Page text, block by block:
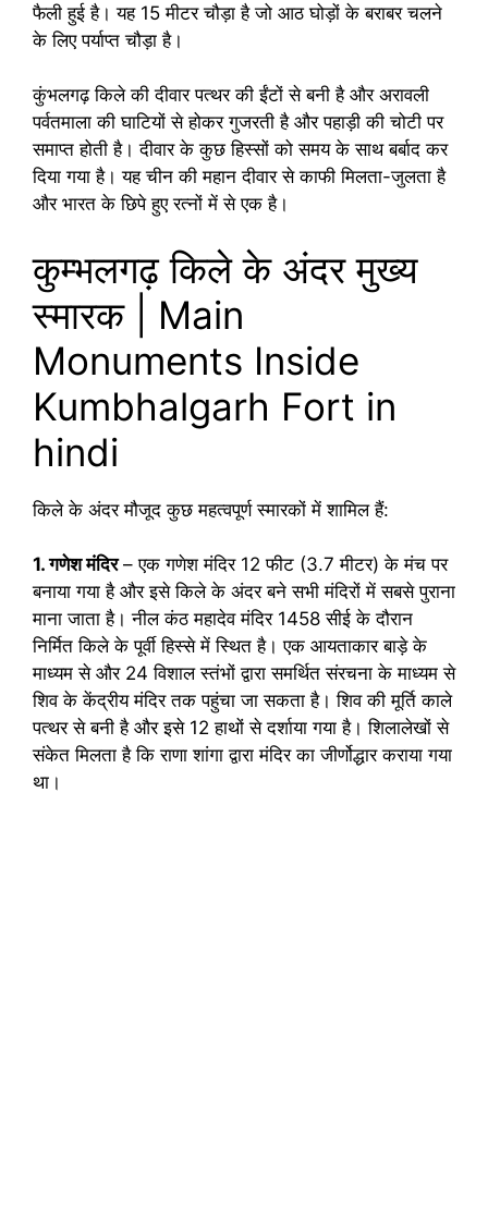
फैली हुई है। यह 15 मीटर चौड़ा है जो आठ घोड़ों के बराबर चलने
के लिए पर्याप्त चौड़ा है।
कुंभलगढ़ किले की दीवार पत्थर की ईंटों से बनी है और अरावली
पर्वतमाला की घाटियों से होकर गुजरती है और पहाड़ी की चोटी पर
समाप्त होती है। दीवार के कुछ हिस्सों को समय के साथ बर्बाद कर
दिया गया है। यह चीन की महान दीवार से काफी मिलता-जुलता है
और भारत के छिपे हुए रत्नों में से एक है।
कुम्भलगढ़ किले के अंदर मुख्य
स्मारक | Main
Monuments Inside
Kumbhalgarh Fort in
hindi
किले के अंदर मौजूद कुछ महत्वपूर्ण स्मारकों में शामिल हैं:
1. गणेश मंदिर– एक गणेश मंदिर 12 फीट (3.7 मीटर) के मंच पर
बनाया गया है और इसे किले के अंदर बने सभी मंदिरों में सबसे पुराना
माना जाता है। नील कंठ महादेव मंदिर 1458 सीई के दौरान
निर्मित किले के पूर्वी हिस्से में स्थित है। एक आयताकार बाड़े के
माध्यम से और 24 विशाल स्तंभों द्वारा समर्थित संरचना के माध्यम से
शिव के केंद्रीय मंदिर तक पहुंचा जा सकता है। शिव की मूर्ति काले
पत्थर से बनी है और इसे 12 हाथों से दर्शाया गया है। शिलालेखों से
संकेत मिलता है कि राणा शांगा द्वारा मंदिर का जीर्णोद्धार कराया गया
था।